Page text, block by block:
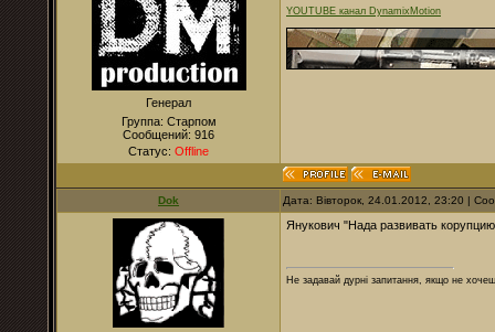
Генерал
Группа: Старпом
Сообщений: 916
Статус: Offline
YOUTUBE канал DynamixMotion
Dok Дата: Вівторок, 24.01.2012, 23:20 |
Янукович "Нада развивать
Не задавай дурні запитання, якщо не